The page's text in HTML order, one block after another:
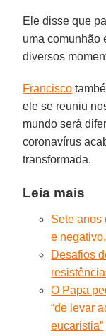
Ele disse que
uma comunhão
diversos
Francisco
ele se reuniu
mundo será
coronavírus
transformada.
Leia mais
Sete anos
e
Desafios
O Papa
“de levar
eucaristia”